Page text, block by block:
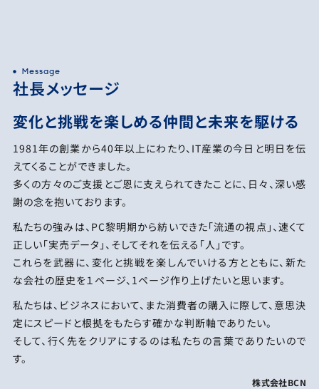
Message
社長メッセージ
変化と挑戦を楽しめる仲間と未来を駆ける
1981年の創業から40年以上にわたり、IT産業の今日と明日を伝
えてくることができました。
多くの方々のご支援とご恩に支えられてきたことに、日々、深い感
謝の念を抱いております。
私たちの強みは、PC黎明期から紡いできた「流通の視点」、速くて
正しい「実売データ」、そしてそれを伝える「人」です。
これらを武器に、変化と挑戦を楽しんでいける方とともに、新た
な会社の歴史を１ページ、1ページ作り上げたいと思います。
私たちは、ビジネスにおいて、また消費者の購入に際して、意思決
定にスピードと根拠をもたらす確かな判断軸でありたい。
そして、行く先をクリアにするのは私たちの言葉でありたいので
す。
株式会社BCN